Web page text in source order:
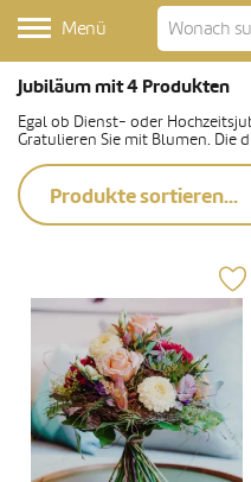
Menü
Jubiläum mit 4 Produkten
Egal ob Dienst- oder
Gratulieren Sie mit Blumen. Die
Produkte sortieren...